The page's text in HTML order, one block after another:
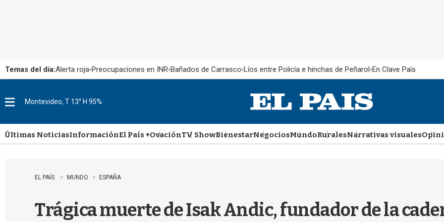
Temas del día:Alerta roja Preocupaciones en INR Bañados de Carrasco Líos entre Policía e hinchas de Peñarol En Clave País
u
Montevideo, T 13° H 95%
Últimas NoticiasInformaciónEl País +OvaciónTV ShowBienestarNegociosMundoRuralesNarrativas visuales
EL PAÍS MUNDO ESPAÑA
Trágica muerte de Isak Andic, fundador de la